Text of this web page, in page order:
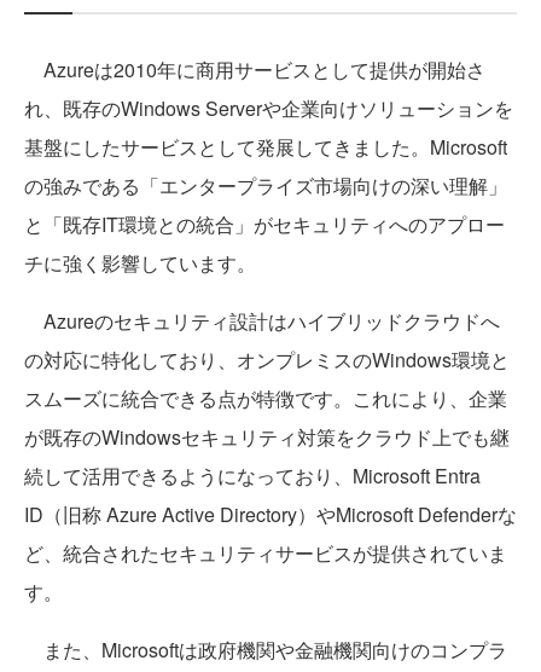
Azureは2010年に商用サービスとして提供が開始さ
れ、既存のWindows Serverや企業向けソリューションを
基盤にしたサービスとして発展してきました。Microsoft
の強みである「エンタープライズ市場向けの深い理解」
と「既存IT環境との統合」がセキュリティへのアプロー
チに強く影響しています。
Azureのセキュリティ設計はハイブリッドクラウドへ
の対応に特化しており、オンプレミスのWindows環境と
スムーズに統合できる点が特徴です。これにより、企業
が既存のWindowsセキュリティ対策をクラウド上でも継
続して活用できるようになっており、Microsoft Entra
ID（旧称 Azure Active Directory）やMicrosoft Defenderな
ど、統合されたセキュリティサービスが提供されていま
す。
また、Microsoftは政府機関や金融機関向けのコンプラ